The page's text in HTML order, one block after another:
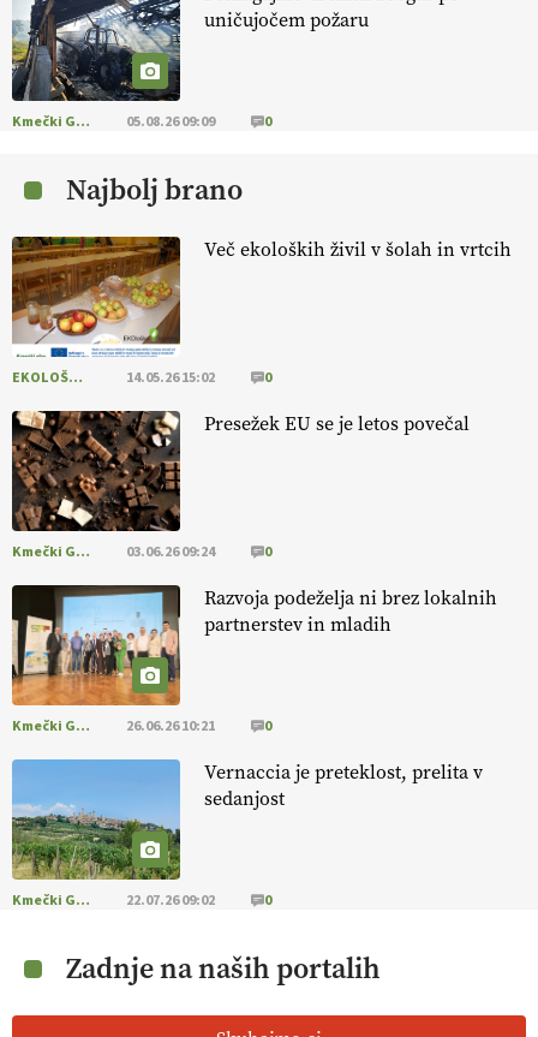
KMETIJSKE EKIPE
KMETIJSKA LIGA PRVAKOV: UKRAJINA vs.
EVROPA
EKOloško = logično: ekološka kmetija
EKOloško = logično: VLOG Okus je
pomembnejši od izgleda
EKOloško = logično: ekološka kmetija PR'
RAKARI
uničujočem požaru
Kmečki Glas 05.08.26 09:09 0
Najbolj brano
Več ekoloških živil v šolah in vrtcih
EKOLOŠKO LOGIČNO 14.05.26 15:02 0
Presežek EU se je letos povečal
Kmečki Glas 03.06.26 09:24 0
Razvoja podeželja ni brez lokalnih
partnerstev in mladih
Kmečki Glas 26.06.26 10:21 0
Vernaccia je preteklost, prelita v
sedanjost
Kmečki Glas 22.07.26 09:02 0
Zadnje na naših portalih